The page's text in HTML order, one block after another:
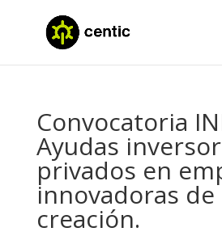
Convocatoria
Ayudas
privados en
innovadoras
creación.